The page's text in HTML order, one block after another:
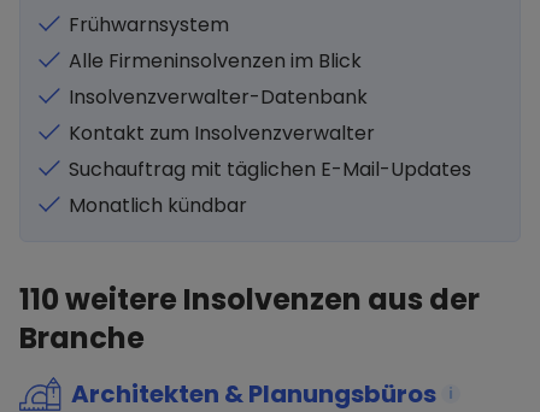
Frühwarnsystem
Alle Firmeninsolvenzen im Blick
Insolvenzverwalter-Datenbank
Kontakt zum Insolvenzverwalter
Suchauftrag mit täglichen E-Mail-Updates
Monatlich kündbar
110weitere Insolvenzen aus der
Branche
Architekten & Planungsbüros i